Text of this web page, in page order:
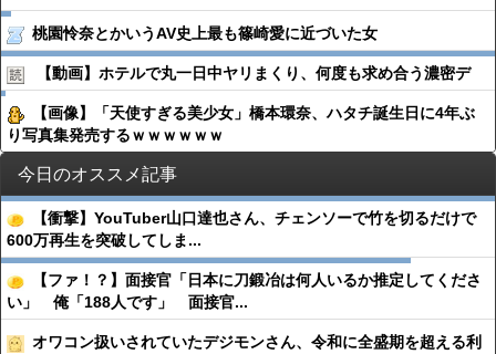
桃園怜奈とかいうAV史上最も篠崎愛に近づいた女
【動画】ホテルで丸一日中ヤリまくり、何度も求め合う濃密デ
【画像】「天使すぎる美少女」橋本環奈、ハタチ誕生日に4年ぶ
り写真集発売するｗｗｗｗｗｗ
今日のオススメ記事
【衝撃】YouTuber山口達也さん、チェンソーで竹を切るだけで
600万再生を突破してしま...
【ファ！？】面接官「日本に刀鍛冶は何人いるか推定してくださ
い」 俺「188人です」 面接官...
オワコン扱いされていたデジモンさん、令和に全盛期を超える利